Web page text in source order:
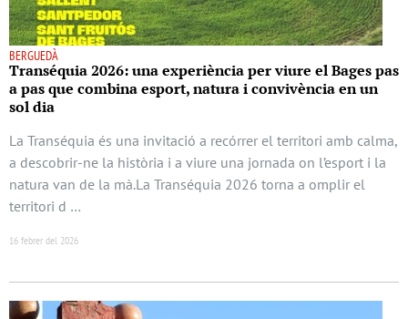
BERGUEDÀ
Transéquia 2026: una experiència per viure el Bages pas
a pas que combina esport, natura i convivència en un
sol dia
La Transéquia és una invitació a recórrer el territori amb calma,
a descobrir-ne la història i a viure una jornada on l’esport i la
natura van de la mà.La Transéquia 2026 torna a omplir el
territori d …
16 febrer del 2026